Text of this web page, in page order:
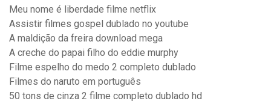
Meu nome é liberdade filme netflix
Assistir filmes gospel dublado no youtube
A maldição da freira download mega
A creche do papai filho do eddie murphy
Filme espelho do medo 2 completo dublado
Filmes do naruto em português
50 tons de cinza 2 filme completo dublado hd